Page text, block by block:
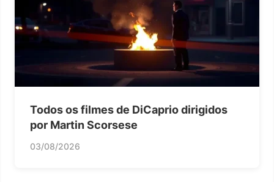
Todos os filmes de DiCaprio dirigidos
por Martin Scorsese
03/08/2026